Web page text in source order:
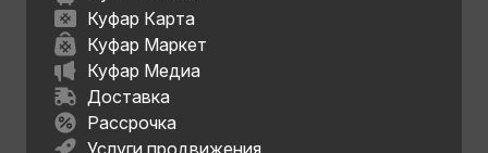
Куфар Карта
Куфар Маркет
Куфар Медиа
Доставка
Рассрочка
Услуги продвижения